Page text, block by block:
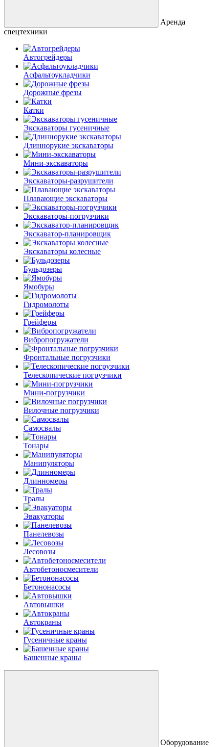
Аренда
спецтехники
Автогрейдеры
Асфальто­укладчики
Дорожные фрезы
Катки
Экскаваторы гусеничные
Длиннорукие экскаваторы
Мини-экскаваторы
Экскаваторы-разрушители
Плавающие экскаваторы
Экскаваторы-погрузчики
Экскаватор-планировщик
Экскаваторы колесные
Бульдозеры
Ямобуры
Гидромолоты
Грейферы
Вибро­погружатели
Фронтальные погрузчики
Телескопические погрузчики
Мини-погрузчики
Вилочные погрузчики
Самосвалы
Тонары
Манипуляторы
Длинномеры
Тралы
Эвакуаторы
Панелевозы
Лесовозы
Автобетоно­смесители
Бетононасосы
Автовышки
Автокраны
Гусеничные краны
Башенные краны
Оборудование